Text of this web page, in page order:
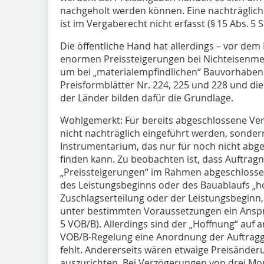
nachgeholt werden können. Eine
ist im Vergaberecht nicht erfasst (§ 15 Abs. 5
Die öffentliche Hand hat allerdings – vor
enormen Preissteigerungen bei
um bei „materialempfindlichen“
Preisformblätter Nr. 224, 225 und 228 und
der Länder bilden dafür die Grundlage.
Wohlgemerkt: Für bereits abgeschlossene
nicht nachträglich eingeführt werden,
Instrumentarium, das nur für noch nicht
finden kann. Zu beobachten ist, dass
„Preissteigerungen“ im Rahmen
des Leistungsbeginns oder des Bauablaufs
Zuschlagserteilung oder der
unter bestimmten Voraussetzungen ein
5 VOB/B). Allerdings sind der „Hoffnung“ auf
VOB/B-Regelung eine Anordnung der
fehlt. Andererseits wären etwaige